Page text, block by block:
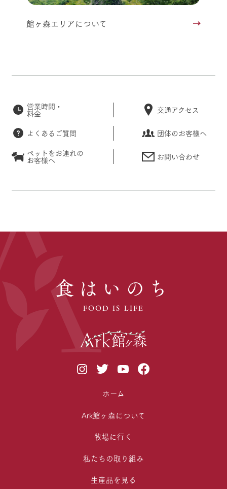
館ヶ森エリアについて
営業時間・
料金 交通アクセス
よくあるご質問
団体のお客様へ
ペットをお連れの
お客様へ お問い合わせ
食はいのち
FOOD IS LIFE
ホーム
Ark館ヶ森について
牧場に行く
私たちの取り組み
生産品を見る